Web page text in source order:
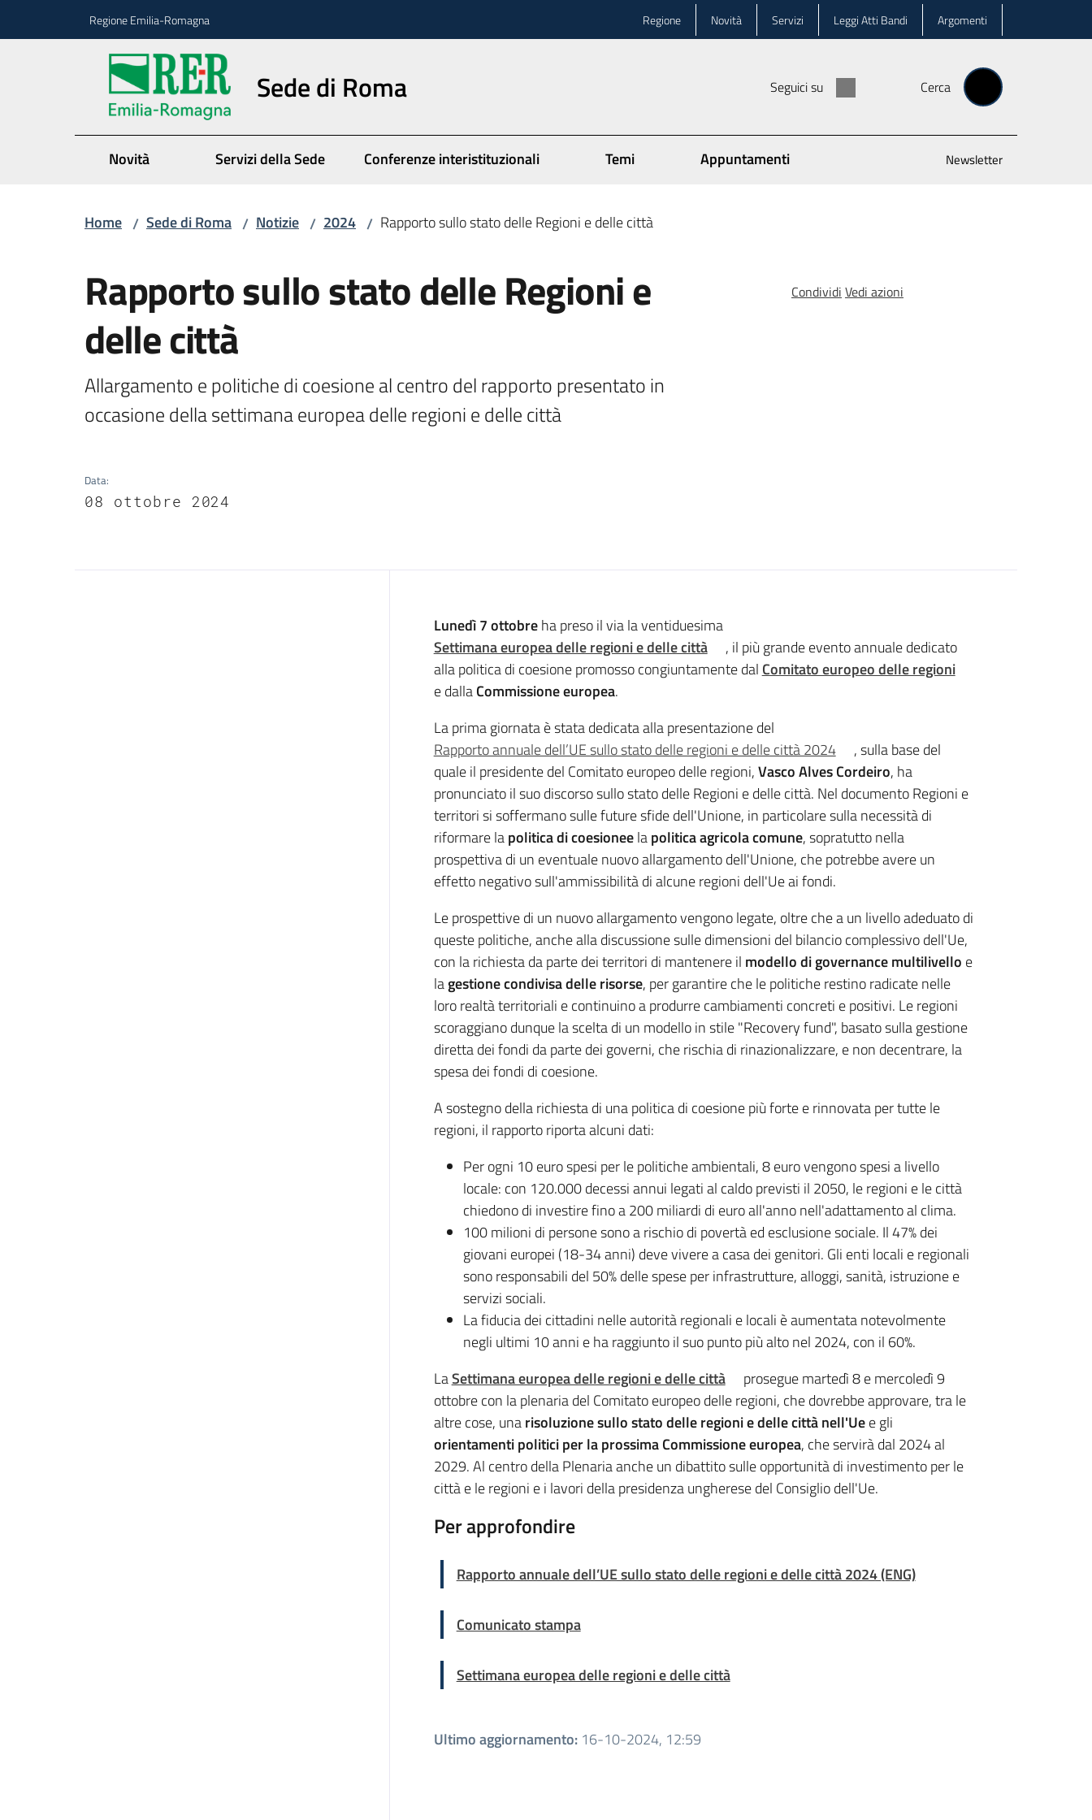
Regione Emilia-Romagna Regione Novità Servizi Leggi Atti Bandi Argomenti
Sede di Roma Seguici su Cerca
Novità Servizi della Sede Conferenze interistituzionali Temi Appuntamenti Newsletter
Home / Sede di Roma / Notizie / 2024 / Rapporto sullo stato delle Regioni e delle città
Rapporto sullo stato delle Regioni e
delle città
Allargamento e politiche di coesione al centro del rapporto presentato in
occasione della settimana europea delle regioni e delle città
Data:
08 ottobre 2024
Condividi Vedi azioni
Introduzione
Lunedì 7 ottobreha preso il via la ventiduesima
Settimana europea delle regioni e delle città
, il più grande evento annuale dedicato
alla politica di coesione promosso congiuntamente dal Comitato europeo delle regioni
e dallaCommissione europea.
La prima giornata è stata dedicata alla presentazione del
Rapporto annuale dell’UE sullo stato delle regioni e delle città 2024
, sulla base del
quale il presidente del Comitato europeo delle regioni,Vasco Alves Cordeiro, ha
pronunciato il suo discorso sullo stato delle Regioni e delle città. Nel documento Regioni e
territori si soffermano sulle future sfide dell'Unione, in particolare sulla necessità di
riformare lapolitica di coesioneelapolitica agricola comune, sopratutto nella
prospettiva di un eventuale nuovo allargamento dell'Unione, che potrebbe avere un
effetto negativo sull'ammissibilità di alcune regioni dell'Ue ai fondi.
Le prospettive di un nuovo allargamento vengono legate, oltre che a un livello adeduato di
queste politiche, anche alla discussione sulle dimensioni del bilancio complessivo dell'Ue,
con la richiesta da parte dei territori di mantenere il modello di governance multilivello e
lagestione condivisa delle risorse, per garantire che le politiche restino radicate nelle
loro realtà territoriali e continuino a produrre cambiamenti concreti e positivi. Le regioni
scoraggiano dunque la scelta di un modello in stile "Recovery fund", basato sulla gestione
diretta dei fondi da parte dei governi, che rischia di rinazionalizzare, e non decentrare, la
spesa dei fondi di coesione.
A sostegno della richiesta di una politica di coesione più forte e rinnovata per tutte le
regioni, il rapporto riporta alcuni dati:
Per ogni 10 euro spesi per le politiche ambientali, 8 euro vengono spesi a livello
locale: con 120.000 decessi annui legati al caldo previsti il 2050, le regioni e le città
chiedono di investire fino a 200 miliardi di euro all'anno nell'adattamento al clima.
100 milioni di persone sono a rischio di povertà ed esclusione sociale. Il 47% dei
giovani europei (18-34 anni) deve vivere a casa dei genitori. Gli enti locali e regionali
sono responsabili del 50% delle spese per infrastrutture, alloggi, sanità, istruzione e
servizi sociali.
La fiducia dei cittadini nelle autorità regionali e locali è aumentata notevolmente
negli ultimi 10 anni e ha raggiunto il suo punto più alto nel 2024, con il 60%.
LaSettimana europea delle regioni e delle città
prosegue martedì 8 e mercoledì 9
ottobre con la plenaria del Comitato europeo delle regioni, che dovrebbe approvare, tra le
altre cose, unarisoluzione sullo stato delle regioni e delle città nell'Uee gli
orientamenti politici per la prossima Commissione europea, che servirà dal 2024 al
2029. Al centro della Plenaria anche un dibattito sulle opportunità di investimento per le
città e le regioni e i lavori della presidenza ungherese del Consiglio dell'Ue.
Per approfondire
Rapporto annuale dell’UE sullo stato delle regioni e delle città 2024 (ENG)
Comunicato stampa
Settimana europea delle regioni e delle città
Ultimo aggiornamento: 16-10-2024, 12:59